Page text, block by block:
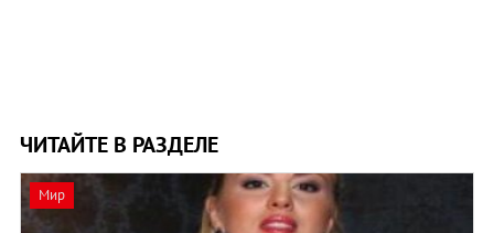
ЧИТАЙТЕ В РАЗДЕЛЕ
Мир